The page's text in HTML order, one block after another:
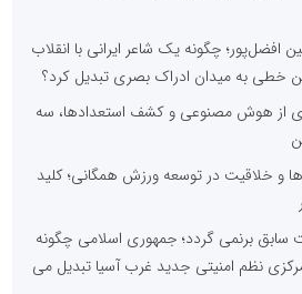
افضل‌پور؛ چگونه یک شاعر ایرانی با انقلاب
خطی به میدان ادراک بصری تبدیل کرد؟
از هوش مصنوعی و کشف استعدادها، سه
و خلاقیت در توسعه ورزش همگانی؛ کلید
سابق برنمی گردد؛ جمهوری اسلامی چگونه
مرکزی نظم امنیتی جدید غرب آسیا تبدیل می